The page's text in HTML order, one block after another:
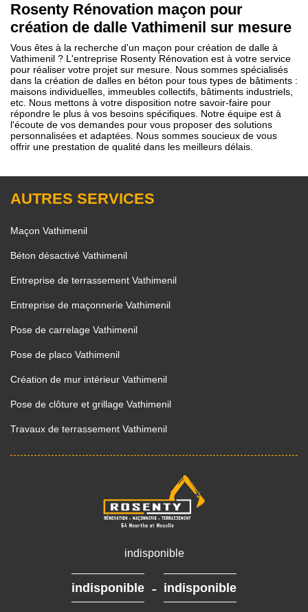
Rosenty Rénovation maçon pour
création de dalle Vathimenil sur mesure
Vous êtes à la recherche d'un maçon pour création de dalle à
Vathimenil ? L'entreprise Rosenty Rénovation est à votre service
pour réaliser votre projet sur mesure. Nous sommes spécialisés
dans la création de dalles en béton pour tous types de bâtiments :
maisons individuelles, immeubles collectifs, bâtiments industriels,
etc. Nous mettons à votre disposition notre savoir-faire pour
répondre le plus à vos besoins spécifiques. Notre équipe est à
l'écoute de vos demandes pour vous proposer des solutions
personnalisées et adaptées. Nous sommes soucieux de vous
offrir une prestation de qualité dans les meilleurs délais.
AUTRES SERVICES
Maçon Vathimenil
Béton désactivé Vathimenil
Entreprise de terrassement Vathimenil
Entreprise de maçonnerie Vathimenil
Pose de carrelage Vathimenil
Pose de placo Vathimenil
Création de mur intérieur Vathimenil
Pose de clôture et grillage Vathimenil
Travaux de terrassement Vathimenil
indisponible
indisponible - indisponible